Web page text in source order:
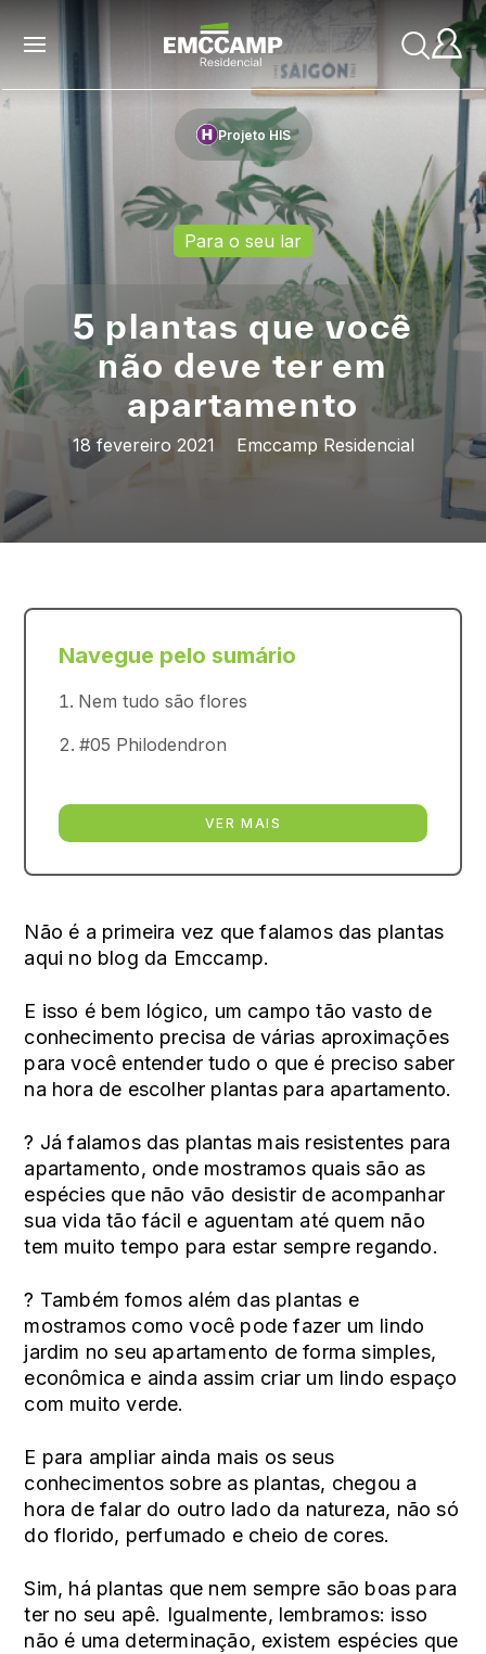
Projeto HIS
Para o seu lar
5 plantas que você
não deve ter em
apartamento
18 fevereiro 2021 Emccamp Residencial
Não é a primeira vez que falamos das plantas
aqui no blog da Emccamp.
E isso é bem lógico, um campo tão vasto de
conhecimento precisa de várias aproximações
para você entender tudo o que é preciso saber
na hora de escolher plantas para apartamento.
? Já falamos das plantas mais resistentes para
apartamento, onde mostramos quais são as
espécies que não vão desistir de acompanhar
sua vida tão fácil e aguentam até quem não
tem muito tempo para estar sempre regando.
? Também fomos além das plantas e
mostramos como você pode fazer um lindo
jardim no seu apartamento de forma simples,
econômica e ainda assim criar um lindo espaço
com muito verde.
E para ampliar ainda mais os seus
conhecimentos sobre as plantas, chegou a
hora de falar do outro lado da natureza, não só
do florido, perfumado e cheio de cores.
Sim, há plantas que nem sempre são boas para
ter no seu apê. Igualmente, lembramos: isso
não é uma determinação, existem espécies que
Navegue pelo sumário
Nem tudo são flores
#05 Philodendron
VER MAIS